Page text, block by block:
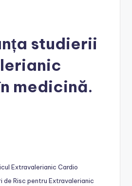
studierii
medicină.
Extravalerianic Cardio
de Risc pentru Extravalerianic